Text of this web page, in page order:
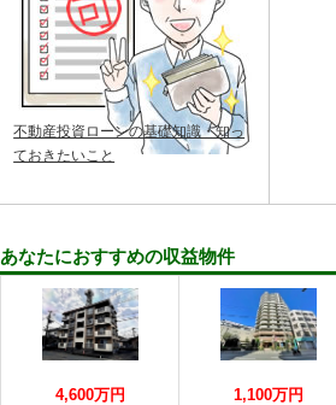
不動産投資ローンの基礎知識・知っ
ておきたいこと
あなたにおすすめの収益物件
4,600万円
1,100万円